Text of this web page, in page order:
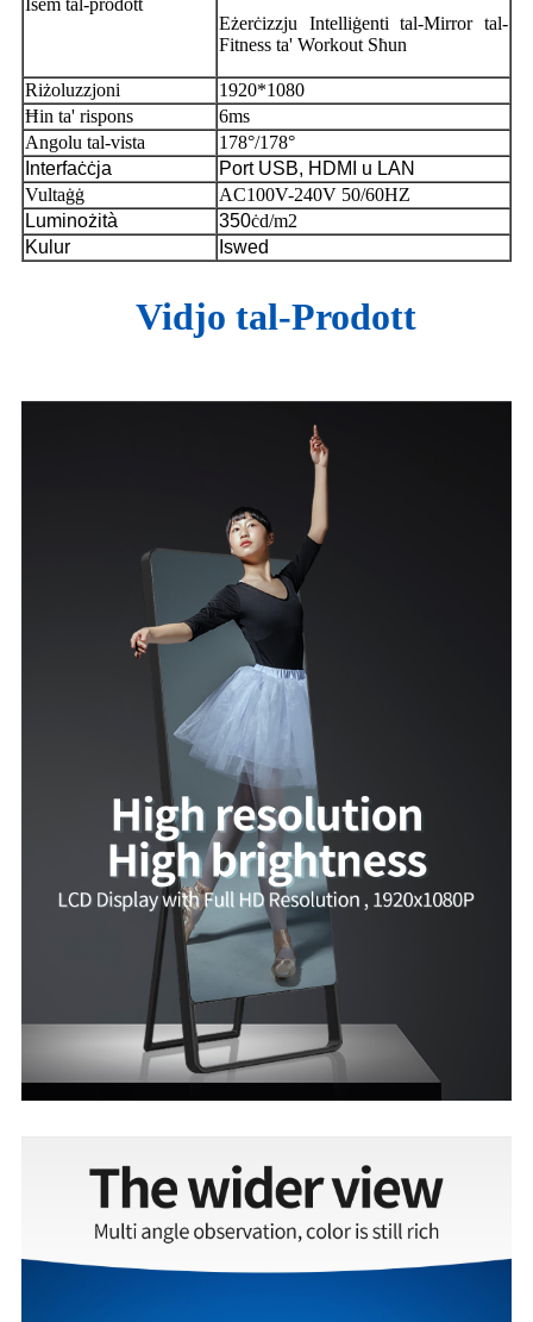
Isem tal-prodott
Eżerċizzju Intelliġenti tal-Mirror tal-
Fitness ta' Workout Sħun
Riżoluzzjoni
1920*1080
Ħin ta' rispons
6ms
Angolu tal-vista
178°/178°
Interfaċċja
Port USB, HDMI u LAN
Vultaġġ
AC100V-240V 50/60HZ
Luminożità
350ċd/m2
Kulur
Iswed
Vidjo tal-Prodott